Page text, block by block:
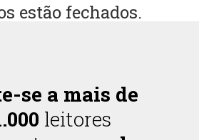
estão fechados.
se a mais de
leitores